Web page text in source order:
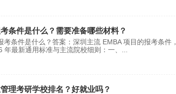
条件是什么？需要准备哪些材料？
考条件是什么？答案：深圳主流 EMBA 项目的报考条
最新通用标准与主流院校细则：一、
理考研学校排名？好就业吗？